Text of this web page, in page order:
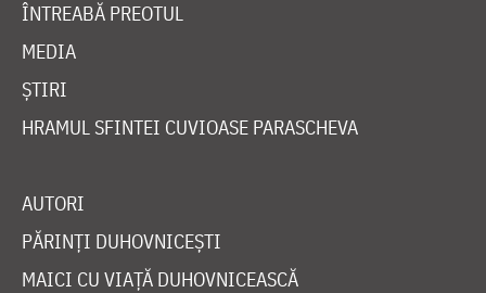
ÎNTREABĂ PREOTUL
MEDIA
ȘTIRI
HRAMUL SFINTEI CUVIOASE PARASCHEVA
AUTORI
PĂRINȚI DUHOVNICEȘTI
MAICI CU VIAȚĂ DUHOVNICEASCĂ